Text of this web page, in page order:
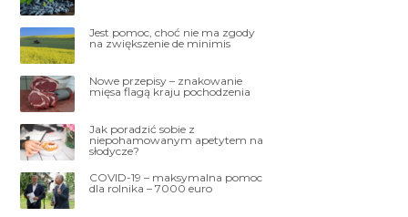
Jest pomoc, choć nie ma zgody
na zwiększenie de minimis
Nowe przepisy – znakowanie
mięsa flagą kraju pochodzenia
Jak poradzić sobie z
niepohamowanym apetytem na
słodycze?
COVID-19 – maksymalna pomoc
dla rolnika – 7000 euro